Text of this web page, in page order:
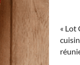
« Lot